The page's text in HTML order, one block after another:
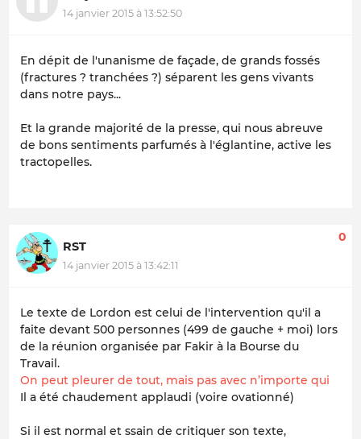
14 janvier 2015 à 13:52:50
En dépit de l'unanisme de façade, de grands fossés
(fractures ? tranchées ?) séparent les gens vivants
dans notre pays...
Et la grande majorité de la presse, qui nous abreuve
de bons sentiments parfumés à l'églantine, active les
tractopelles.
RST
14 janvier 2015 à 13:42:11
0
Le texte de Lordon est celui de l'intervention qu'il a
faite devant 500 personnes (499 de gauche + moi) lors
de la réunion organisée par Fakir à la Bourse du
Travail.
On peut pleurer de tout, mais pas avec n’importe qui
Il a été chaudement applaudi (voire ovationné)
Si il est normal et ssain de critiquer son texte,